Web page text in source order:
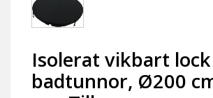
Isolerat vikbart lock
badtunnor, Ø200